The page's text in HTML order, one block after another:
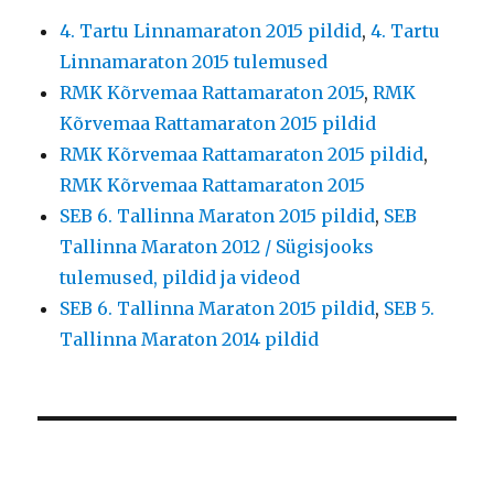
4. Tartu Linnamaraton 2015 pildid,4. Tartu
Linnamaraton 2015 tulemused
RMK Kõrvemaa Rattamaraton 2015,RMK
Kõrvemaa Rattamaraton 2015 pildid
RMK Kõrvemaa Rattamaraton 2015 pildid,
RMK Kõrvemaa Rattamaraton 2015
SEB 6. Tallinna Maraton 2015 pildid, SEB
Tallinna Maraton 2012 / Sügisjooks
tulemused, pildid ja videod
SEB 6. Tallinna Maraton 2015 pildid, SEB 5.
Tallinna Maraton 2014 pildid